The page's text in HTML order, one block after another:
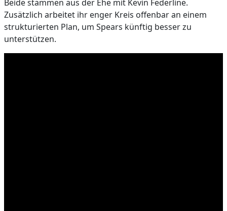
Beide stammen aus der Ehe mit Kevin Federline.
Zusätzlich arbeitet ihr enger Kreis offenbar an einem
strukturierten Plan, um Spears künftig besser zu
unterstützen.